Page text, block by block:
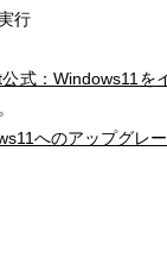
行
式：Windows11を
へのアップグレ